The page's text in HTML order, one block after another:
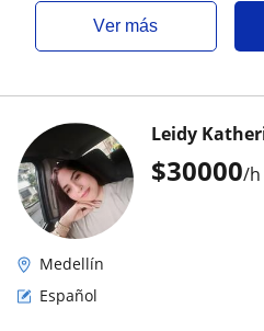
ver más
$30000/h
Leidy
Medellín
Español